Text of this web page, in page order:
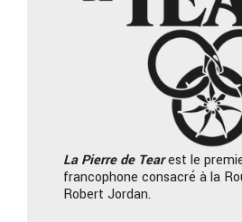
La Pierrede Tearest le
francophone consacré à la
Robert Jordan.